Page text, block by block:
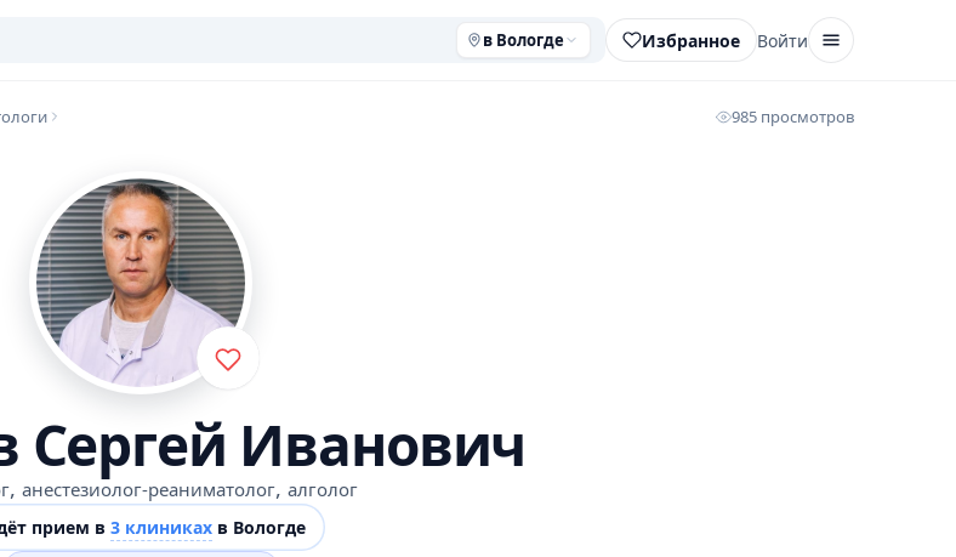
в Вологде Избранное Войти
985 просмотров
Сергей Иванович
, анестезиолог-реаниматолог, алголог
прием в 3 клиниках в Вологде